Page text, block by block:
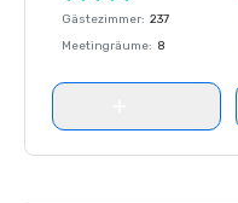
Gästezimmer: 237
Meetingräume: 8